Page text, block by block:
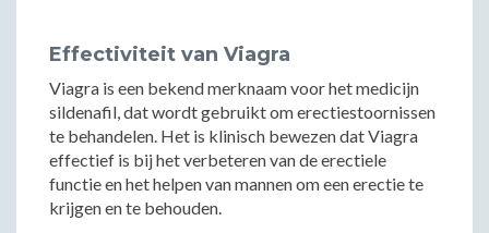
Effectiviteit van Viagra
Viagra is een bekend merknaam voor het medicijn
sildenafil, dat wordt gebruikt om erectiestoornissen
te behandelen. Het is klinisch bewezen dat Viagra
effectief is bij het verbeteren van de erectiele
functie en het helpen van mannen om een erectie te
krijgen en te behouden.